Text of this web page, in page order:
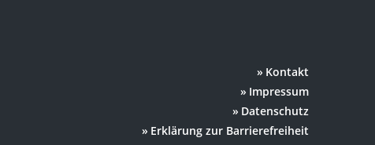
Kontakt
Impressum
Datenschutz
Erklärung zur Barrierefreiheit